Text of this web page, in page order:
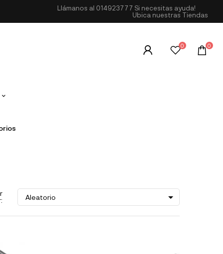
Llámanos al 014923777 Si necesitas ayuda!
Ubica nuestras Tiendas
0 0
Aleatorio 